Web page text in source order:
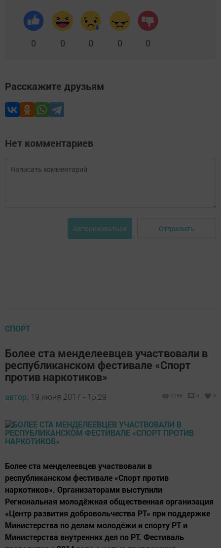
0 0 0 0 0
Расскажите друзьям
Нет комментариев
Авторизоваться Отправить
СПОРТ
Более ста менделеевцев участвовали в
республиканском фестивале «Спорт
против наркотиков»
автор, 19 июня 2017 - 15:29 1288 0 0
Более ста менделеевцев участвовали в
республиканском фестивале «Спорт против
наркотиков». Организаторами выступили
Региональная молодёжная общественная организация
«Центр развития добровольчества РТ» при поддержке
Министерства по делам молодёжи и спорту РТ и
Министерства внутренних дел по РТ. Фестиваль